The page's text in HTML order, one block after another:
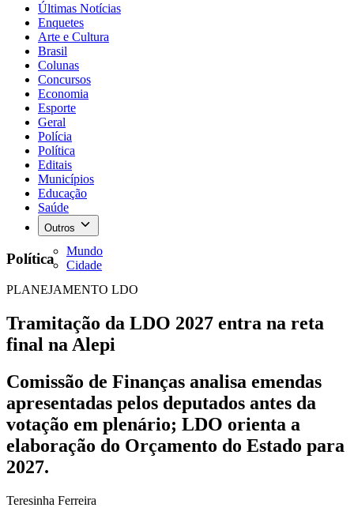
Últimas Notícias
Enquetes
Arte e Cultura
Brasil
Colunas
Concursos
Economia
Esporte
Geral
Polícia
Política
Editais
Municípios
Educação
Saúde
Outros
Mundo
Cidade
Política
PLANEJAMENTO LDO
Tramitação da LDO 2027 entra na reta
final na Alepi
Comissão de Finanças analisa emendas
apresentadas pelos deputados antes da
votação em plenário; LDO orienta a
elaboração do Orçamento do Estado para
2027.
Teresinha Ferreira